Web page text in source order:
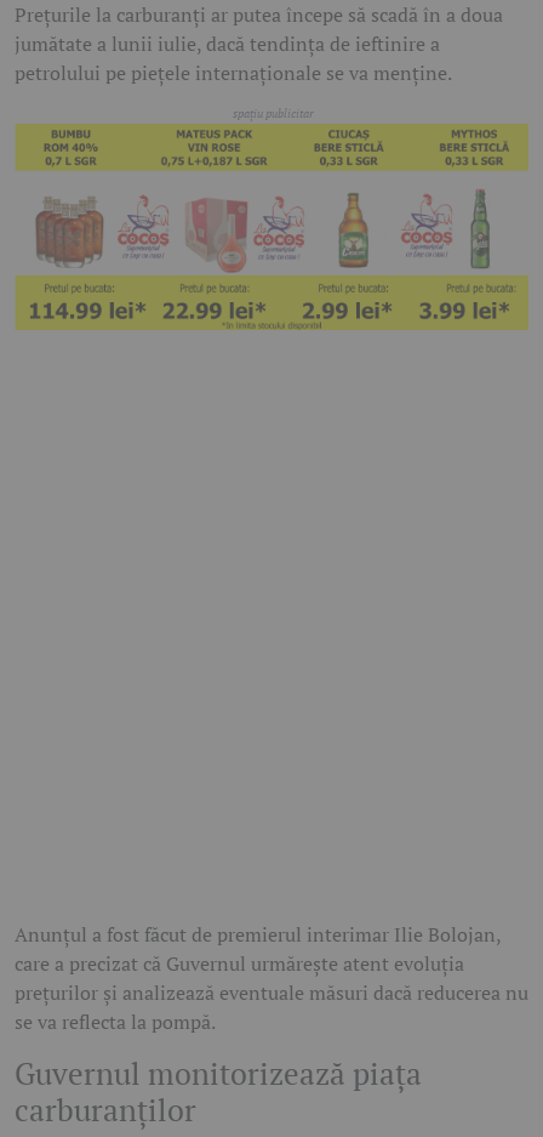
Prețurile la carburanți ar putea începe să scadă în a doua
jumătate a lunii iulie, dacă tendința de ieftinire a
petrolului pe piețele internaționale se va menține.
Anunțul a fost făcut de premierul interimar Ilie Bolojan,
care a precizat că Guvernul urmărește atent evoluția
prețurilor și analizează eventuale măsuri dacă reducerea nu
se va reflecta la pompă.
Guvernul monitorizează piața
carburanților